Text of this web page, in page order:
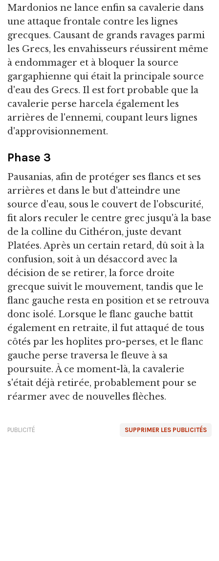
Mardonios ne lance enfin sa cavalerie dans
une attaque frontale contre les lignes
grecques. Causant de grands ravages parmi
les Grecs, les envahisseurs réussirent même
à endommager et à bloquer la source
gargaphienne qui était la principale source
d'eau des Grecs. Il est fort probable que la
cavalerie perse harcela également les
arrières de l'ennemi, coupant leurs lignes
d'approvisionnement.
Phase 3
Pausanias, afin de protéger ses flancs et ses
arrières et dans le but d'atteindre une
source d'eau, sous le couvert de l'obscurité,
fit alors reculer le centre grec jusqu'à la base
de la colline du Cithéron, juste devant
Platées. Après un certain retard, dû soit à la
confusion, soit à un désaccord avec la
décision de se retirer, la force droite
grecque suivit le mouvement, tandis que le
flanc gauche resta en position et se retrouva
donc isolé. Lorsque le flanc gauche battit
également en retraite, il fut attaqué de tous
côtés par les hoplites pro-perses, et le flanc
gauche perse traversa le fleuve à sa
poursuite. À ce moment-là, la cavalerie
s'était déjà retirée, probablement pour se
réarmer avec de nouvelles flèches.
SUPPRIMER LES PUBLICITÉS
PUBLICITÉ